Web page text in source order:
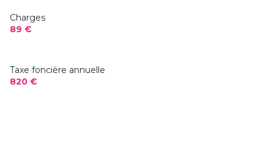
Charges
89 €
Taxe foncière annuelle
820 €